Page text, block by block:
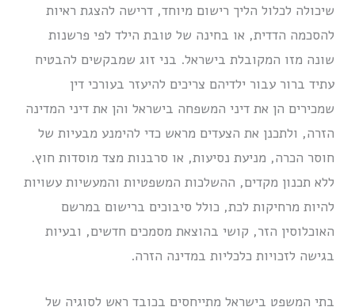
שיכולה לכלול הליך רישום מיוחד, דרישה להצגת ראיות
להסכמה הדדית, או בחינה של טובת הילד לפי פרשנות
שונה מזו המקובלת בישראל. בני זוג שמבקשים להבטיח
עתיד ברור עבור ילדיהם צריכים להיעזר בעורכי דין
שמכירים הן את דיני המשפחה בישראל והן את דיני המדינה
הזרה, ולתכנן את הצעדים מראש כדי להימנע מבעיות של
חוסר הכרה, מניעת נסיעות, או סרבנות מצד מוסדות חוץ.
ללא תכנון מקדים, ההשלכות המשפטיות והמעשיות עשויות
להיות מרחיקות לכת, כולל סיבוכים ברישום במרשם
האוכלוסין הזר, קושי בהוצאת מסמכים חדשים, ובעיות
בגישה לזכויות כלכליות במדינה הזרה.
בתי המשפט בישראל מתייחסים בכובד ראש לסוגיה של